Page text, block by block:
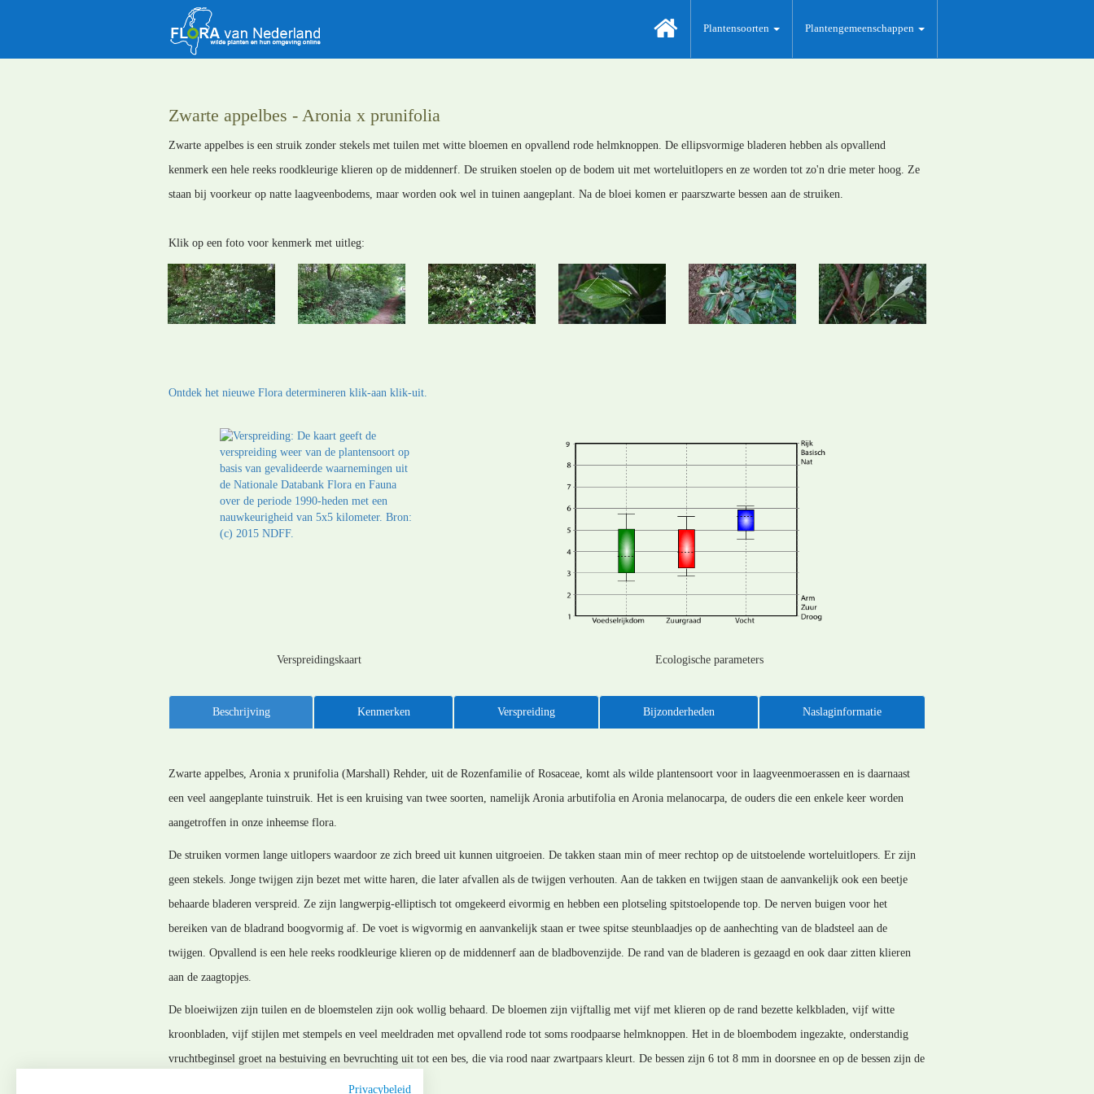
Plantensoorten Plantengemeenschappen
Zwarte appelbes - Aronia x prunifolia
Zwarte appelbes is een struik zonder stekels met tuilen met witte bloemen en opvallend rode helmknoppen. De ellipsvormige bladeren hebben als opvallend
kenmerk een hele reeks roodkleurige klieren op de middennerf. De struiken stoelen op de bodem uit met worteluitlopers en ze worden tot zo'n drie meter hoog. Ze
staan bij voorkeur op natte laagveenbodems, maar worden ook wel in tuinen aangeplant. Na de bloei komen er paarszwarte bessen aan de struiken.
Klik op een foto voor kenmerk met uitleg:
Ontdek het nieuwe Flora determineren klik-aan klik-uit.
Verspreidingskaart Ecologische parameters
Beschrijving Kenmerken Verspreiding Bijzonderheden Naslaginformatie
Zwarte appelbes, Aronia x prunifolia (Marshall) Rehder, uit de Rozenfamilie of Rosaceae, komt als wilde plantensoort voor in laagveenmoerassen en is daarnaast
een veel aangeplante tuinstruik. Het is een kruising van twee soorten, namelijk Aronia arbutifolia en Aronia melanocarpa, de ouders die een enkele keer worden
aangetroffen in onze inheemse flora.
De struiken vormen lange uitlopers waardoor ze zich breed uit kunnen uitgroeien. De takken staan min of meer rechtop op de uitstoelende worteluitlopers. Er zijn
geen stekels. Jonge twijgen zijn bezet met witte haren, die later afvallen als de twijgen verhouten. Aan de takken en twijgen staan de aanvankelijk ook een beetje
behaarde bladeren verspreid. Ze zijn langwerpig-elliptisch tot omgekeerd eivormig en hebben een plotseling spitstoelopende top. De nerven buigen voor het
bereiken van de bladrand boogvormig af. De voet is wigvormig en aanvankelijk staan er twee spitse steunblaadjes op de aanhechting van de bladsteel aan de
twijgen. Opvallend is een hele reeks roodkleurige klieren op de middennerf aan de bladbovenzijde. De rand van de bladeren is gezaagd en ook daar zitten klieren
aan de zaagtopjes.
De bloeiwijzen zijn tuilen en de bloemstelen zijn ook wollig behaard. De bloemen zijn vijftallig met vijf met klieren op de rand bezette kelkbladen, vijf witte
kroonbladen, vijf stijlen met stempels en veel meeldraden met opvallend rode tot soms roodpaarse helmknoppen. Het in de bloembodem ingezakte, onderstandig
vruchtbeginsel groet na bestuiving en bevruchting uit tot een bes, die via rood naar zwartpaars kleurt. De bessen zijn 6 tot 8 mm in doorsnee en op de bessen zijn de
resten zichtbaar van de bloemonderdelen.
Privacybeleid